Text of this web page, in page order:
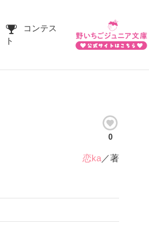
コンテス
ト
0
恋ka／著